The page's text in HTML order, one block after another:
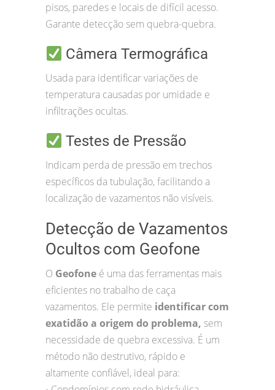
pisos, paredes e locais de difícil acesso.
Garante detecção sem quebra-quebra.
Câmera Termográfica
Usada para identificar variações de
temperatura causadas por umidade e
infiltrações ocultas.
Testes de Pressão
Indicam perda de pressão em trechos
específicos da tubulação, facilitando a
localização de vazamentos não visíveis.
Detecção de Vazamentos
Ocultos com Geofone
O Geofone é uma das ferramentas mais
eficientes no trabalho de caça
vazamentos. Ele permite identificar com
exatidão a origem do problema, sem
necessidade de quebra excessiva. É um
método não destrutivo, rápido e
altamente confiável, ideal para: